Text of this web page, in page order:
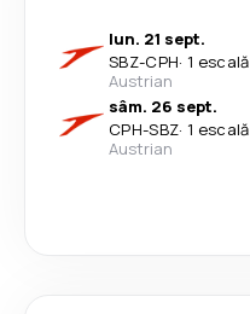
lun. 21 sept.
SBZ-CPH· 1 escală
Austrian
sâm. 26 sept.
CPH-SBZ· 1 escală
Austrian